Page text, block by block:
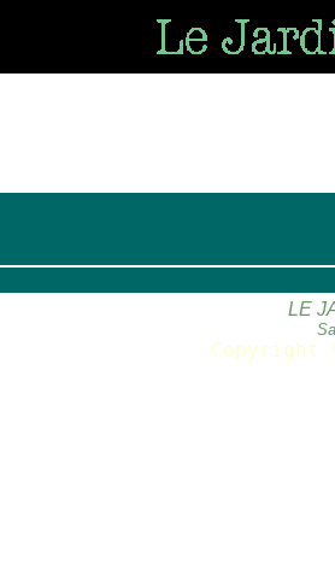
LE
Copyright